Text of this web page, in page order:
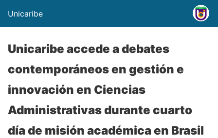
Unicaribe
Unicaribe accede a debates
contemporáneos en gestión e
innovación en Ciencias
Administrativas durante cuarto
día de misión académica en Brasil